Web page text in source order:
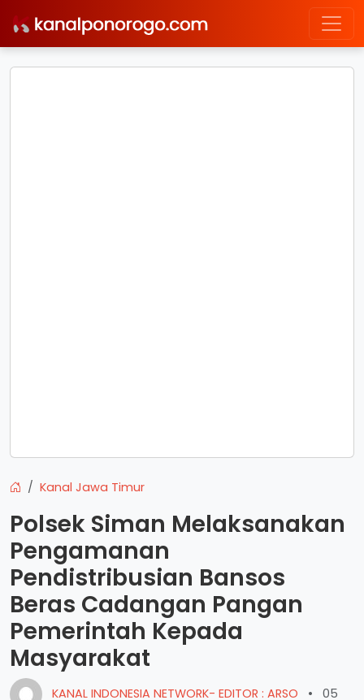
Kanal Jawa Timur
Polsek Siman Melaksanakan
Pengamanan
Pendistribusian Bansos
Beras Cadangan Pangan
Pemerintah Kepada
Masyarakat
KANAL INDONESIA NETWORK- EDITOR : ARSO •
05